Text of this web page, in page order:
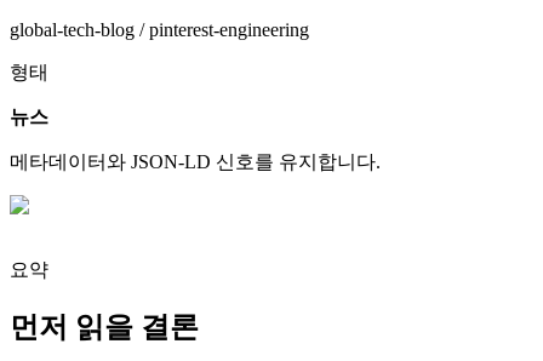
global-tech-blog / pinterest-engineering
형태
뉴스
메타데이터와 JSON-LD 신호를 유지합니다.
요약
먼저 읽을 결론